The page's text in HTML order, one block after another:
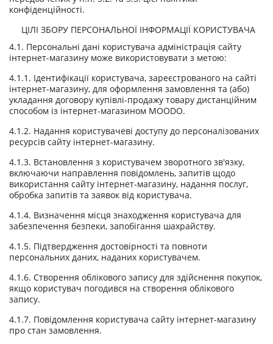
конфіденційності.
ЦІЛІ ЗБОРУ ПЕРСОНАЛЬНОЇ ІНФОРМАЦІЇ КОРИСТУВАЧА
4.1. Персональні дані користувача адміністрація сайту
інтернет-магазину може використовувати з метою:
4.1.1. Ідентифікації користувача, зареєстрованого на сайті
інтернет-магазину, для оформлення замовлення та (або)
укладання договору купівлі-продажу товару дистанційним
способом із інтернет-магазином MOODO.
4.1.2. Надання користувачеві доступу до персоналізованих
ресурсів сайту інтернет-магазину.
4.1.3. Встановлення з користувачем зворотного зв'язку,
включаючи направлення повідомлень, запитів щодо
використання сайту інтернет-магазину, надання послуг,
обробка запитів та заявок від користувача.
4.1.4. Визначення місця знаходження користувача для
забезпечення безпеки, запобігання шахрайству.
4.1.5. Підтвердження достовірності та повноти
персональних даних, наданих користувачем.
4.1.6. Створення облікового запису для здійснення покупок,
якщо користувач погодився на створення облікового
запису.
4.1.7. Повідомлення користувача сайту інтернет-магазину
про стан замовлення.